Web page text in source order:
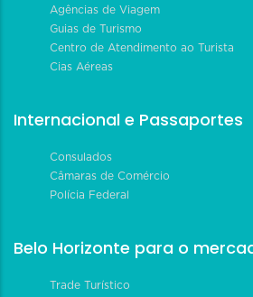
Agências de Viagem
Guias de Turismo
Centro de Atendimento ao Turista
Cias Aéreas
Internacional e Passaportes
Consulados
Câmaras de Comércio
Polícia Federal
Belo Horizonte para o
Trade Turístico